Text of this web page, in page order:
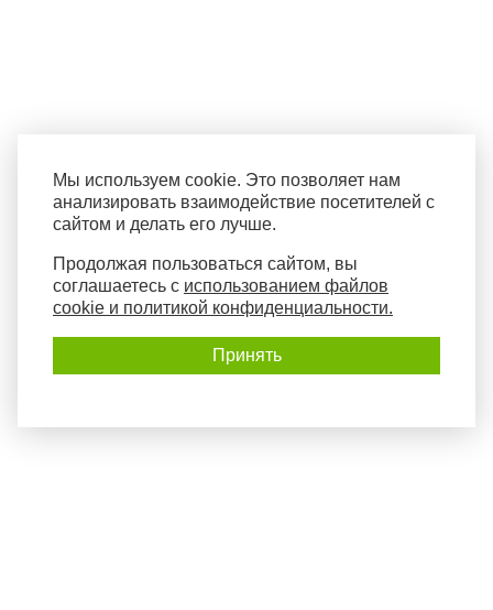
Мы используем cookie. Это позволяет нам
анализировать взаимодействие посетителей с
сайтом и делать его лучше.
Продолжая пользоваться сайтом, вы
соглашаетесь с использованием файлов
cookie и политикой конфиденциальности.
Принять